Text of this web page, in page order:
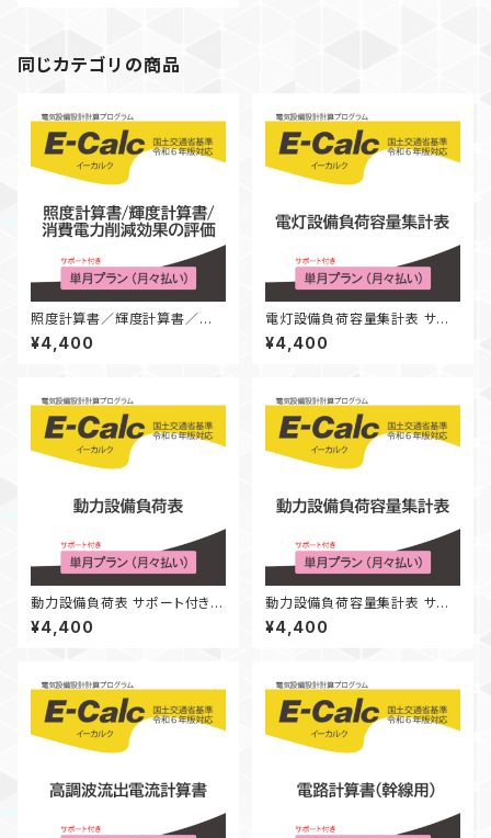
同じカテゴリの商品
照度計算書／輝度計算書／消
費電力削減効果の評価 サポー
ト付き 単月プラン（月々払い）
¥4,400
電灯設備負荷容量集計表 サポ
ート付き 単月プラン（月々払い）
¥4,400
動力設備負荷表 サポート付き
単月プラン（月々払い）
¥4,400
動力設備負荷容量集計表 サポ
ート付き 単月プラン（月々払い）
¥4,400